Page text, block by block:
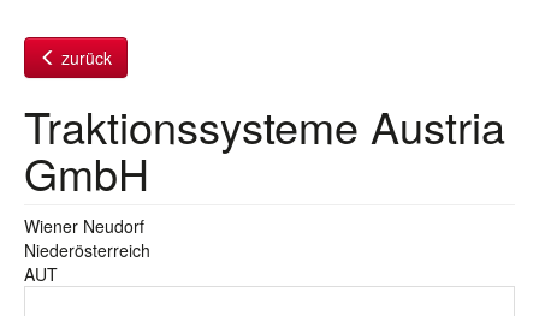
zurück
Traktionssysteme Austria
GmbH
Wiener Neudorf
Niederösterreich
AUT